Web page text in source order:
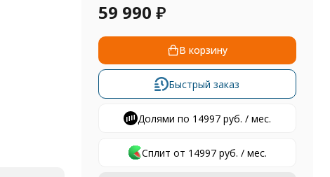
59 990 ₽
В корзину
Быстрый заказ
Долями по 14997 руб. / мес.
Сплит от 14997 руб. / мес.